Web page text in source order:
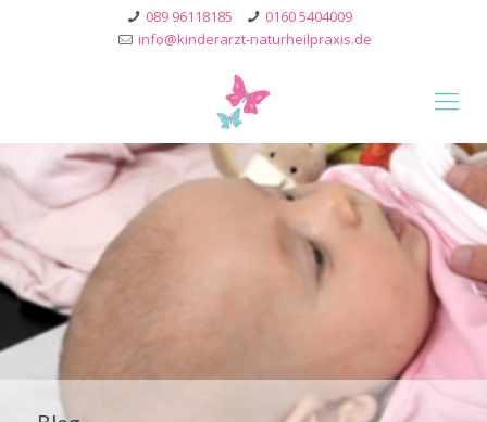
089 96118185
0160 5404009
info@kinderarzt-naturheilpraxis.de